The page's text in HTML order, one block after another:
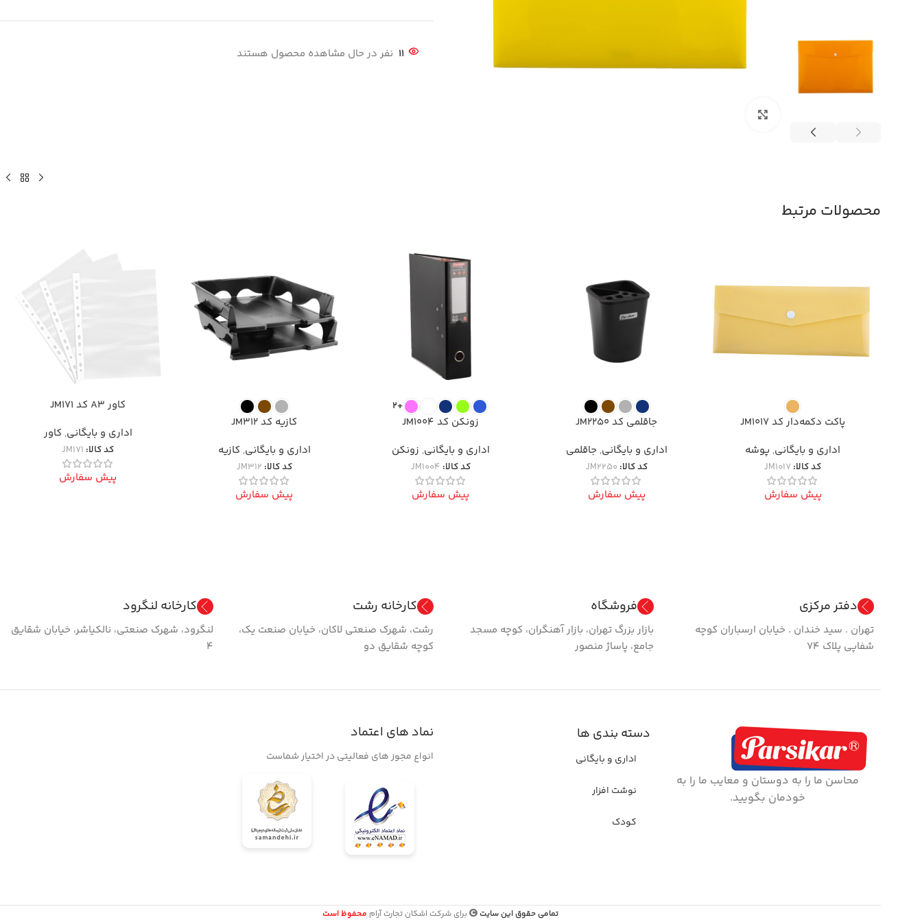
11 نفر در حال مشاهده محصول هستند
محصولات مرتبط
پاکت دکمه‌دار کد JM1017
اداری و بایگانی, پوشه
کد کالا:JM1017
پیش سفارش
جاقلمی کد JM2250
اداری و بایگانی, جاقلمی
کد کالا:JM2250
پیش سفارش
+2
زونکن کد JM1004
اداری و بایگانی, زونکن
کد کالا: JM1004
پیش سفارش
کازیه کد JM312
اداری و بایگانی, کازیه
کد کالا: JM312
پیش سفارش
کاور A3 کد JM171
اداری و بایگانی, کاور
کد کالا: JM171
پیش سفارش
دفتر مرکزی
تهران . سید خندان . خیابان ارسباران کوچه
شفاپی پلاک ۷۴
فروشگاه
بازار بزرگ تهران، بازار آهنگران، کوچه مسجد
جامع، پاساژ منصور
کارخانه رشت
رشت، شهرک صنعتی لاکان، خیابان صنعت یک،
کوچه شقایق دو
کارخانه لنگرود
لنگرود، شهرک صنعتی، نالکیاشر، خیابان شقایق
۴
محاسن ما را به دوستان و معایب ما را به
خودمان بگویید.
دسته بندی ها
اداری و بایگانی
نوشت افزار
کودک
نماد های اعتماد
انواع مجوز های فعالیتی در اختیار شماست
تمامی حقوق این سایت برای شرکت اشکان تجارت آرام محفوظ است